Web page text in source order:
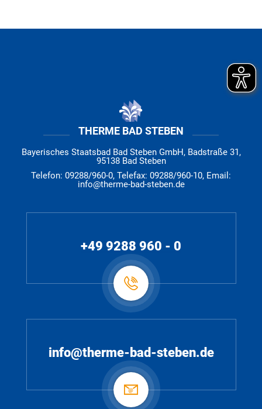
THERME BAD STEBEN
Bayerisches Staatsbad Bad Steben GmbH, Badstraße 31,
95138 Bad Steben
Telefon: 09288/960-0, Telefax: 09288/960-10, Email:
info@therme-bad-steben.de
+49 9288 960 - 0
info@therme-bad-steben.de